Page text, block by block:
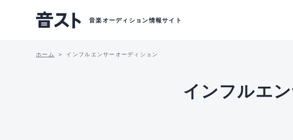
音楽オーディション情報サイト
ホーム インフルエンサーオーディション
インフルエ